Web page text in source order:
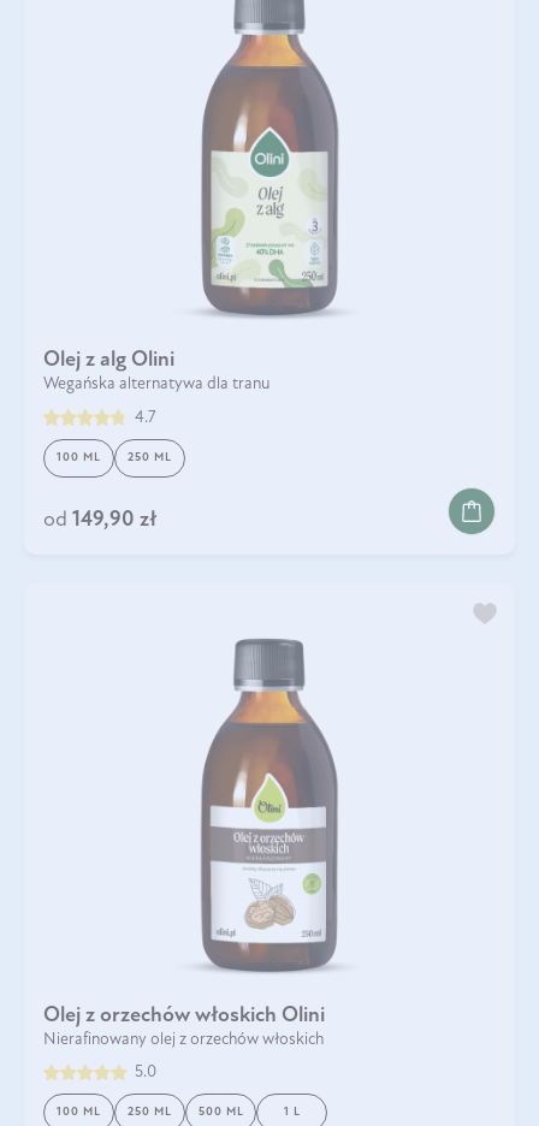
Olej z alg Olini
Wegańska alternatywa dla tranu
4.7
100 ML 250 ML
od 149,90 zł
Olej z orzechów włoskich Olini
Nierafinowany olej z orzechów włoskich
5.0
100 ML 250 ML 500 ML 1 L